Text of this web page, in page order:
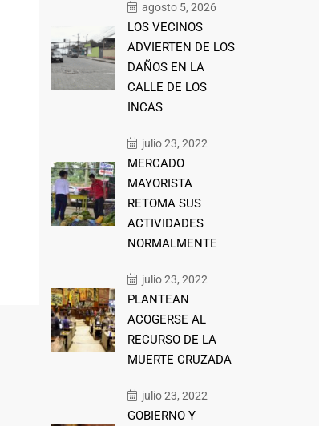
agosto 5, 2026
LOS VECINOS
ADVIERTEN DE LOS
DAÑOS EN LA
CALLE DE LOS
INCAS
julio 23, 2022
MERCADO
MAYORISTA
RETOMA SUS
ACTIVIDADES
NORMALMENTE
julio 23, 2022
PLANTEAN
ACOGERSE AL
RECURSO DE LA
MUERTE CRUZADA
julio 23, 2022
GOBIERNO Y